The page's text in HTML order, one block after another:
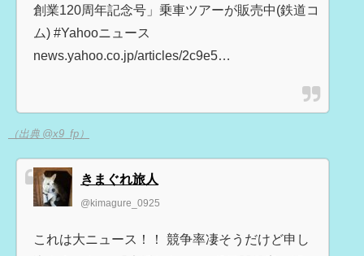
創業120周年記念号」乗車ツアーが販売中(鉄道コ
ム) #Yahooニュース
news.yahoo.co.jp/articles/2c9e5…
（出典 @x9_fp）
きまぐれ旅人
@kimagure_0925
これは大ニュース！！ 競争率凄そうだけど申し